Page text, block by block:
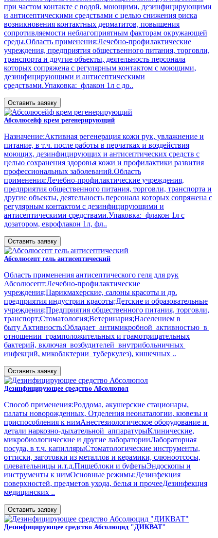
при частом контакте с водой, моющими, дезинфицирующими
и антисептическими средствами с целью снижения риска
возникновения контактных дерматитов, повышения
сопротивляемости неблагоприятным факторам окружающей
среды.Область применения:Лечебно-профилактические
учреждения, предприятия общественного питания, торговли,
транспорта и другие объекты, деятельность персонала
которых сопряжена с регулярным контактом с моющими,
дезинфицирующими и антисептическими
средствами.Упаковка: флакон 1л с до..
Оставить заявку
Абсолюсейф крем регенерирующий
Назначение:Активная регенерация кожи рук, увлажнение и
питание, в т.ч. после работы в перчатках и воздействия
моющих, дезинфицирующих и антисептических средств с
целью сохранения здоровья кожи и профилактики развития
профессиональных заболеваний.Область
применения:Лечебно-профилактические учреждения,
предприятия общественного питания, торговли, транспорта и
другие объекты, деятельность персонала которых сопряжена с
регулярным контактом с дезинфицирующими и
антисептическими средствами.Упаковка: флакон 1л с
дозатором, еврофлакон 1л, фл..
Оставить заявку
Абсолюсепт гель антисептический
Область применения антисептического геля для рук
Абсолюсепт:Лечебно-профилактические
учреждения;Парикмахерские, салоны красоты и др.
предприятия индустрии красоты;Детские и образовательные
учреждения;Предприятия общественного питания, торговли,
транспорт;Стоматология;Ветеринария;Населением в
быту Активность:Обладает антимикробной активностью в
отношении грамположительных и грамотрицательных
бактерий, включая возбудителей внутрибольничных
инфекций, микобактерии туберкулез), кишечных ..
Оставить заявку
Дезинфицирующее средство Абсолюпол
Способ применения:Роддома, акушерские стационары,
палаты новорожденных, Отделения неонаталогии, кювезы и
приспособления к нимАнестезиологическое оборудование и
детали наркозно-дыхательной аппаратурыКлинические,
микробиологические и другие лабораторииЛабораторная
посуда, в т.ч. капиллярыСтоматологические инструменты,
оттиски, заготовки из металлов и керамики, слюноотсосы,
плевательницы и.т.д.Пищеблоки и буфетыЭндоскопы и
инструменты к нимОсновные режимы:Дезинфекция
поверхностей, предметов ухода, белья и прочееДезинфекция
медицинских ..
Оставить заявку
Дезинфицирующее средство Абсолюцид "ДИКВАТ"